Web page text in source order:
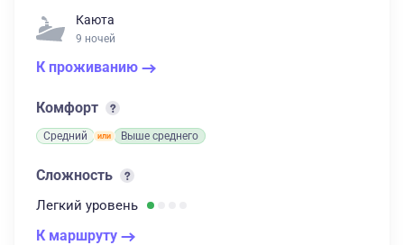
Каюта
9 ночей
К проживанию
Комфорт
Средний Выше среднего
Сложность
Легкий уровень
К маршруту